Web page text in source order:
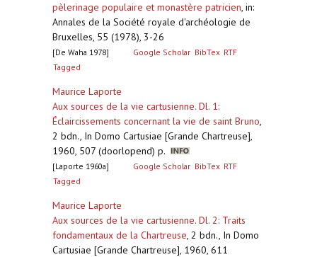
pèlerinage populaire et monastère patricien, in:
Annales de la Société royale d'archéologie de
Bruxelles, 55 (1978), 3-26
[De Waha 1978] Google Scholar BibTex RTF
Tagged
Maurice Laporte
Aux sources de la vie cartusienne. Dl. 1:
Éclaircissements concernant la vie de saint Bruno,
2 bdn., In Domo Cartusiae [Grande Chartreuse],
1960, 507 (doorlopend) p.
[Laporte 1960a] Google Scholar BibTex RTF
Tagged
Maurice Laporte
Aux sources de la vie cartusienne. Dl. 2: Traits
fondamentaux de la Chartreuse, 2 bdn., In Domo
Cartusiae [Grande Chartreuse], 1960, 611